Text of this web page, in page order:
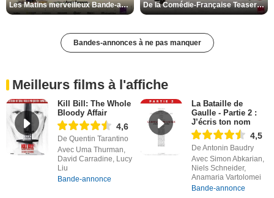
Les Matins merveilleux Bande-annonce VF De la Comédie-Française Teaser VF
Bandes-annonces à ne pas manquer
Meilleurs films à l'affiche
Kill Bill: The Whole
Bloody Affair
4,6
De Quentin Tarantino
Avec Uma Thurman,
David Carradine, Lucy
Liu
Bande-annonce
La Bataille de
Gaulle - Partie 2 :
J’écris ton nom
4,5
De Antonin Baudry
Avec Simon Abkarian,
Niels Schneider,
Anamaria Vartolomei
Bande-annonce